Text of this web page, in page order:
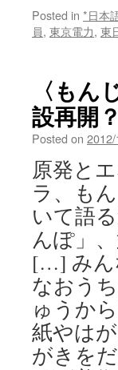
Posted in *日本
員, 東京電力, 東
〈も
設再開
Posted on
原発と
ラ、も
いて語
んぽ」
[…] みん
なおう
ゅうか
紙やは
がきを